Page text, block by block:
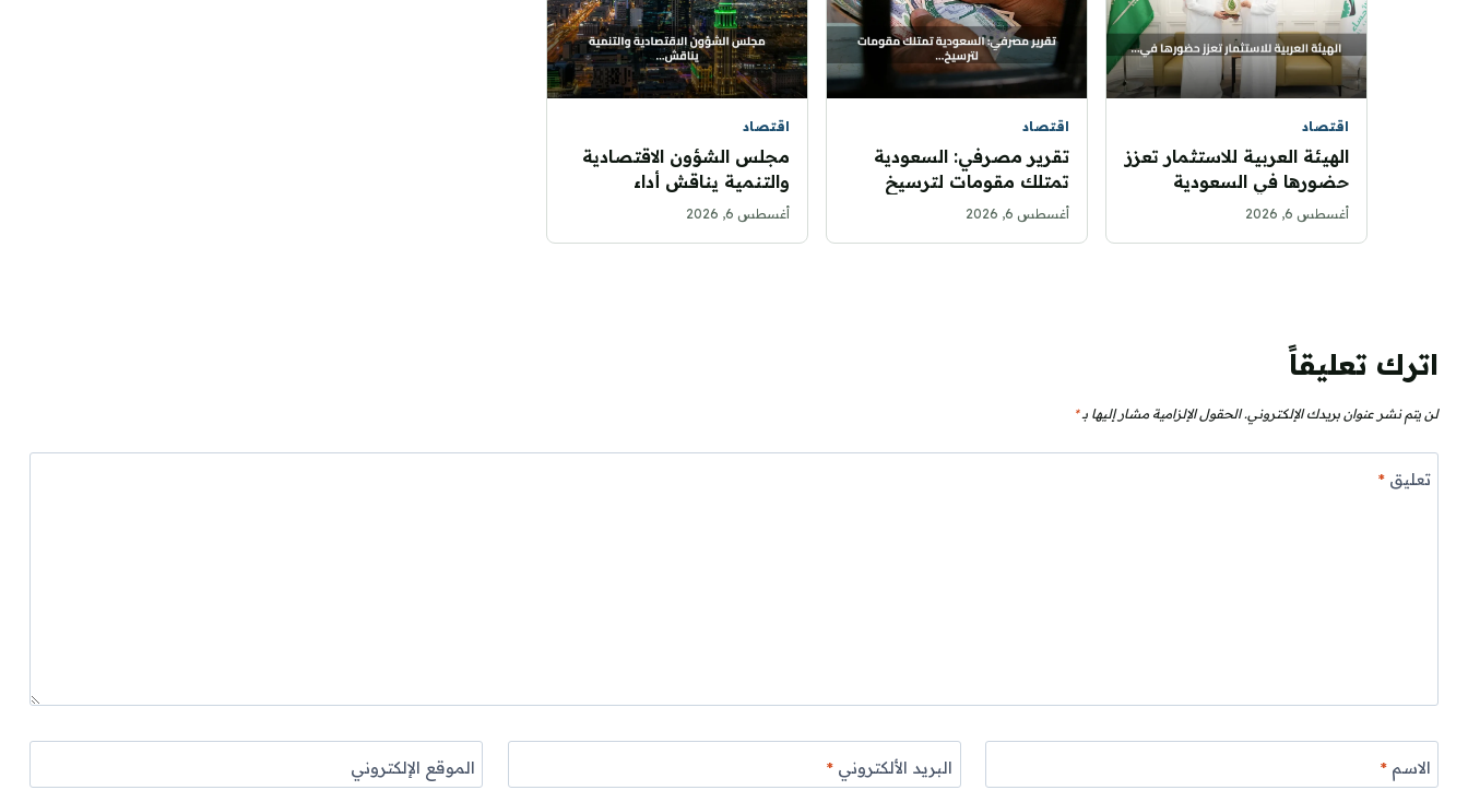
اقتصاد
الهيئة العربية للاستثمار تعزز
حضورها في السعودية
بشراكات جديدة لدعم الأمن
أغسطس 6, 2026
اقتصاد
تقرير مصرفي: السعودية
تمتلك مقومات لترسيخ
موقعها كمركز عالمي
أغسطس 6, 2026
اقتصاد
مجلس الشؤون الاقتصادية
والتنمية يناقش أداء
الميزانية للربع الثاني
أغسطس 6, 2026
اترك تعليقاً
لن يتم نشر عنوان بريدك الإلكتروني. الحقول الإلزامية مشار إليها بـ*
تعليق*
الاسم* البريد الألكتروني * الموقع الإلكتروني